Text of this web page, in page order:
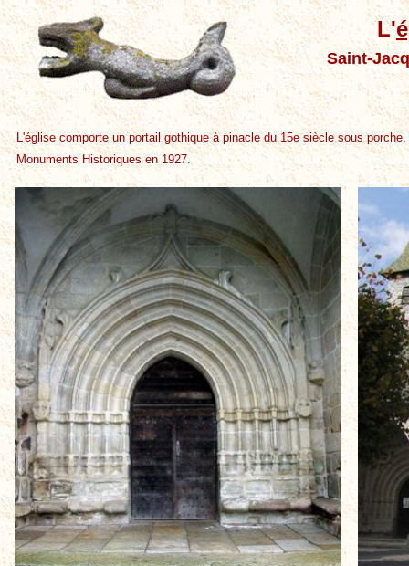
L'
Saint-
L'église comporte un portail gothique à pinacle du 15e siècle sous
Monuments Historiques en 1927.